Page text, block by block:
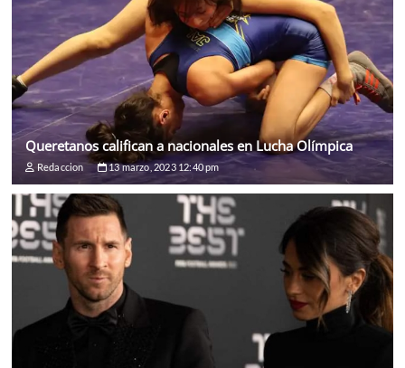
Queretanos califican a nacionales en Lucha Olímpica
Redaccion 13 marzo, 2023 12:40 pm